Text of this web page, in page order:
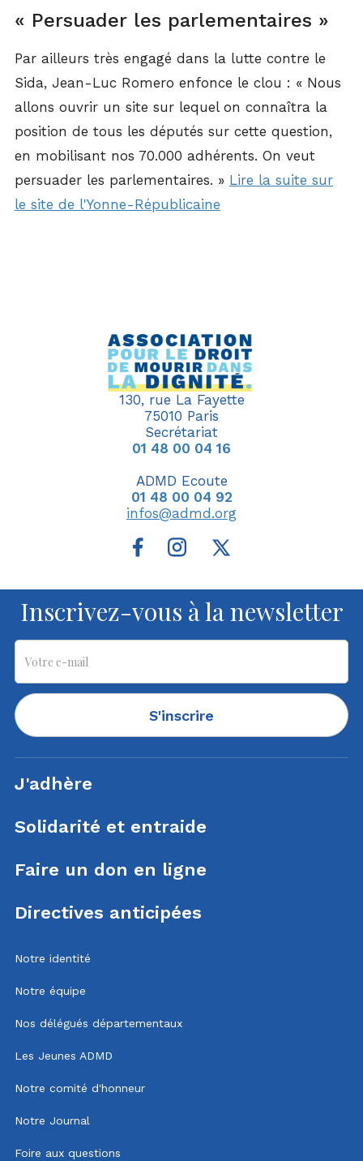
« Persuader les parlementaires »
Par ailleurs très engagé dans la lutte contre le
Sida, Jean-Luc Romero enfonce le clou : « Nous
allons ouvrir un site sur lequel on connaîtra la
position de tous les députés sur cette question,
en mobilisant nos 70.000 adhérents. On veut
persuader les parlementaires. » Lire la suite sur
le site de l'Yonne-Républicaine
130, rue La Fayette
75010 Paris
Secrétariat
01 48 00 04 16
ADMD Ecoute
01 48 00 04 92
infos@admd.org
Inscrivez-vous à la newsletter
S'inscrire
J'adhère
Solidarité et entraide
Faire un don en ligne
Directives anticipées
Notre identité
Notre équipe
Nos délégués départementaux
Les Jeunes ADMD
Notre comité d'honneur
Notre Journal
Foire aux questions